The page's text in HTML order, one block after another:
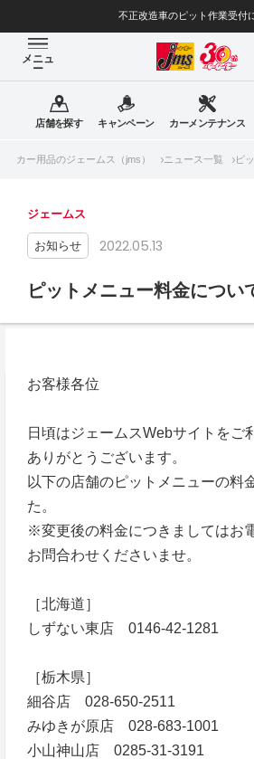
不正改造車のピット作業受付
メニュ
ー
店舗を探す キャンペーン カーメンテナンス
カー用品のジェームス（jms） ニュース一覧 ピ
ジェームス
お知らせ 2022.05.13
ピットメニュー料金につい
お客様各位
日頃はジェームスWebサイトをご
ありがとうございます。
以下の店舗のピットメニューの料
た。
※変更後の料金につきましてはお
お問合わせくださいませ。
［北海道］
しずない東店 0146-42-1281
［栃木県］
細谷店 028-650-2511
みゆきが原店 028-683-1001
小山神山店 0285-31-3191